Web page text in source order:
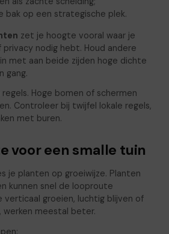
bak op een strategische plek.
zet je hoogte vooral waar je
nodig hebt. Houd andere
met aan beide zijden hoge dichte
gang.
Hoge bomen of schermen
Controleer bij twijfel lokale regels,
met buren.
voor een smalle tuin
je planten op groeiwijze. Planten
kunnen snel de looproute
verticaal groeien, luchtig blijven of
werken meestal beter.